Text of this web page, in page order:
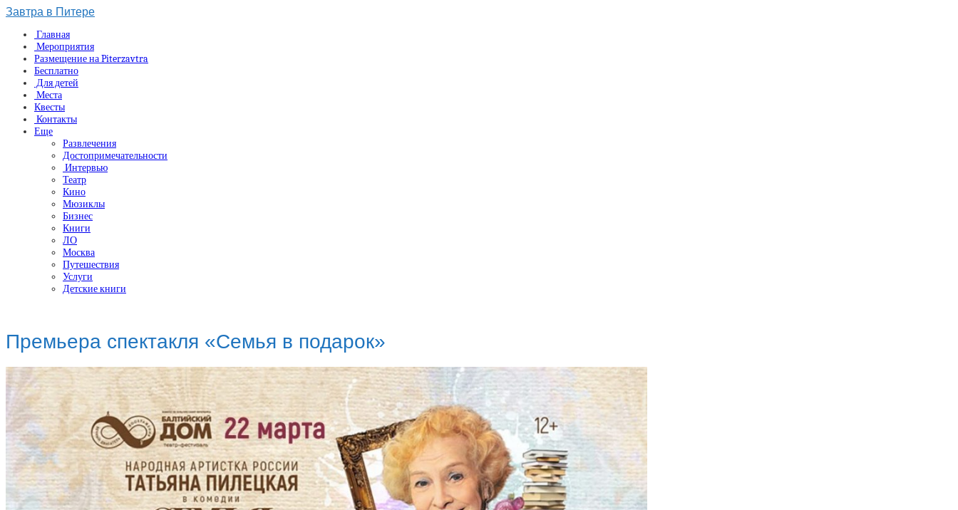
Завтра в Питере
Главная
Мероприятия
Размещение на Piterzavtra
Бесплатно
Для детей
Места
Квесты
Контакты
Еще
Развлечения
Достопримечательности
Интервью
Театр
Кино
Мюзиклы
Бизнес
Книги
ЛО
Москва
Путешествия
Услуги
Детские книги
Премьера спектакля «Семья в подарок»